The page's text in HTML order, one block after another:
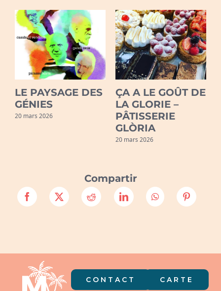
LE PAYSAGE DES
GÉNIES
20 mars 2026
ÇA A LE GOÛT DE
LA GLORIE –
PÂTISSERIE
GLÒRIA
20 mars 2026
Compartir
CONTACT CARTE